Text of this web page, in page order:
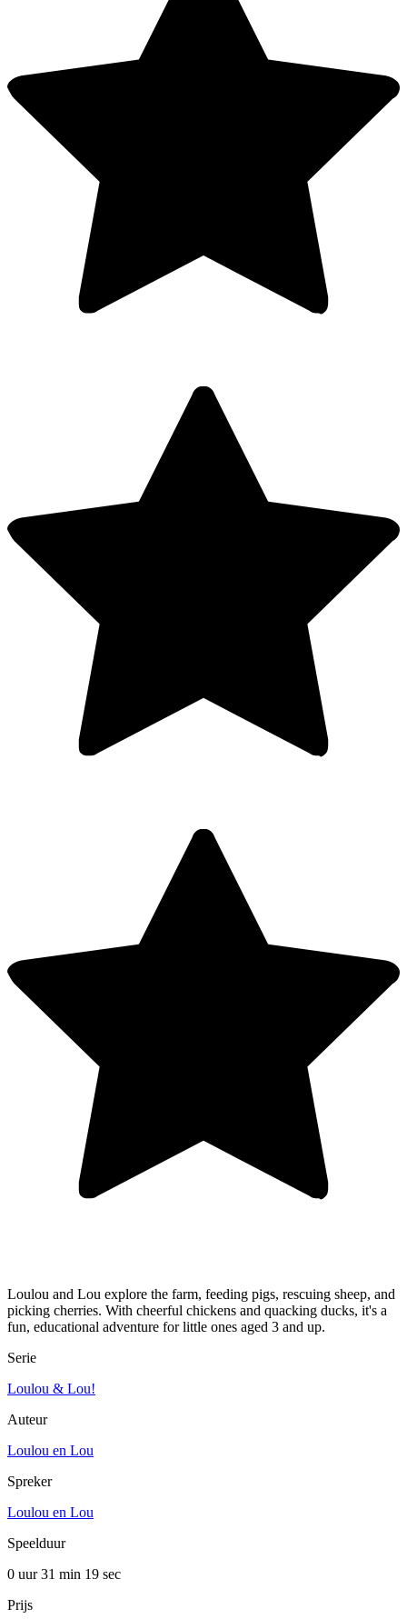
Loulou and Lou explore the farm, feeding pigs, rescuing sheep, and
picking cherries. With cheerful chickens and quacking ducks, it's a
fun, educational adventure for little ones aged 3 and up.
Serie
Loulou & Lou!
Auteur
Loulou en Lou
Spreker
Loulou en Lou
Speelduur
0 uur 31 min 19 sec
Prijs